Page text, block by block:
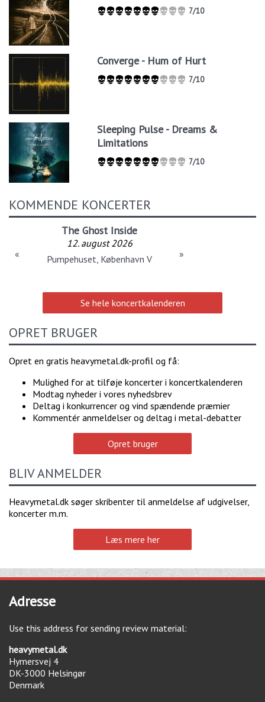
7/10
Converge - Hum of Hurt
7/10
Sleeping Pulse - Dreams &
Limitations
7/10
KOMMENDE KONCERTER
The Ghost Inside
12. august 2026
Pumpehuset, København V
« »
Se hele koncertkalenderen
OPRET BRUGER
Opret en gratis heavymetal.dk-profil og få:
Mulighed for at tilføje koncerter i koncertkalenderen
Modtag nyheder i vores nyhedsbrev
Deltag i konkurrencer og vind spændende præmier
Kommentér anmeldelser og deltag i metal-debatter
Opret bruger
BLIV ANMELDER
Heavymetal.dk søger skribenter til anmeldelse af udgivelser,
koncerter m.m.
Læs mere her
Adresse
Use this address for sending review material:
heavymetal.dk
Hymersvej 4
DK-3000 Helsingør
Denmark